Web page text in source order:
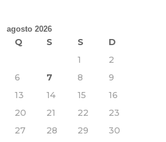
agosto 2026
Q S S
D
1
2
6 7 8
9
13 14 15
16
20 21 22
23
27 28 29
30